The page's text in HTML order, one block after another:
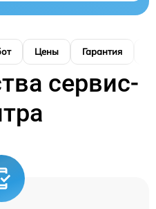
Цены Гарантия
сервис-